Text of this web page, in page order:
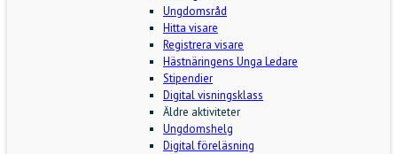
Ungdomsråd
Hitta visare
Registrera visare
Hästnäringens Unga Ledare
Stipendier
Digital visningsklass
Äldre aktiviteter
Ungdomshelg
Digital föreläsning